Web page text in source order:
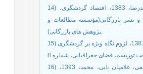
14) فرزین، محمدرضا، 1383، اقتصاد گردشگری،
نشر بازرگانی(مؤسسه مطالعات و
پژوهش های بازرگانی).
15) فرید، یداله، 1381، لزوم نگاه ویژه بر گردشگری
16) قدمی، مصطفی، غلامیان بایی، محمد، 1393،